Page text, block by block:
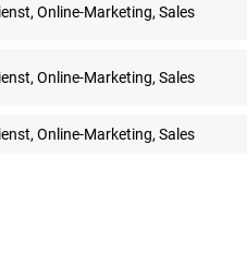
Online-Marketing, Sales
Online-Marketing, Sales
Online-Marketing, Sales